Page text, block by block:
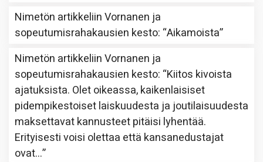
Nimetön artikkeliinVornanen ja
sopeutumisrahakausien kesto: “Aikamoista”
Nimetön artikkeliinVornanen ja
sopeutumisrahakausien kesto: “Kiitos kivoista
ajatuksista. Olet oikeassa, kaikenlaisiset
pidempikestoiset laiskuudesta ja joutilaisuudesta
maksettavat kannusteet pitäisi lyhentää.
Erityisesti voisi olettaa että kansanedustajat
ovat…”